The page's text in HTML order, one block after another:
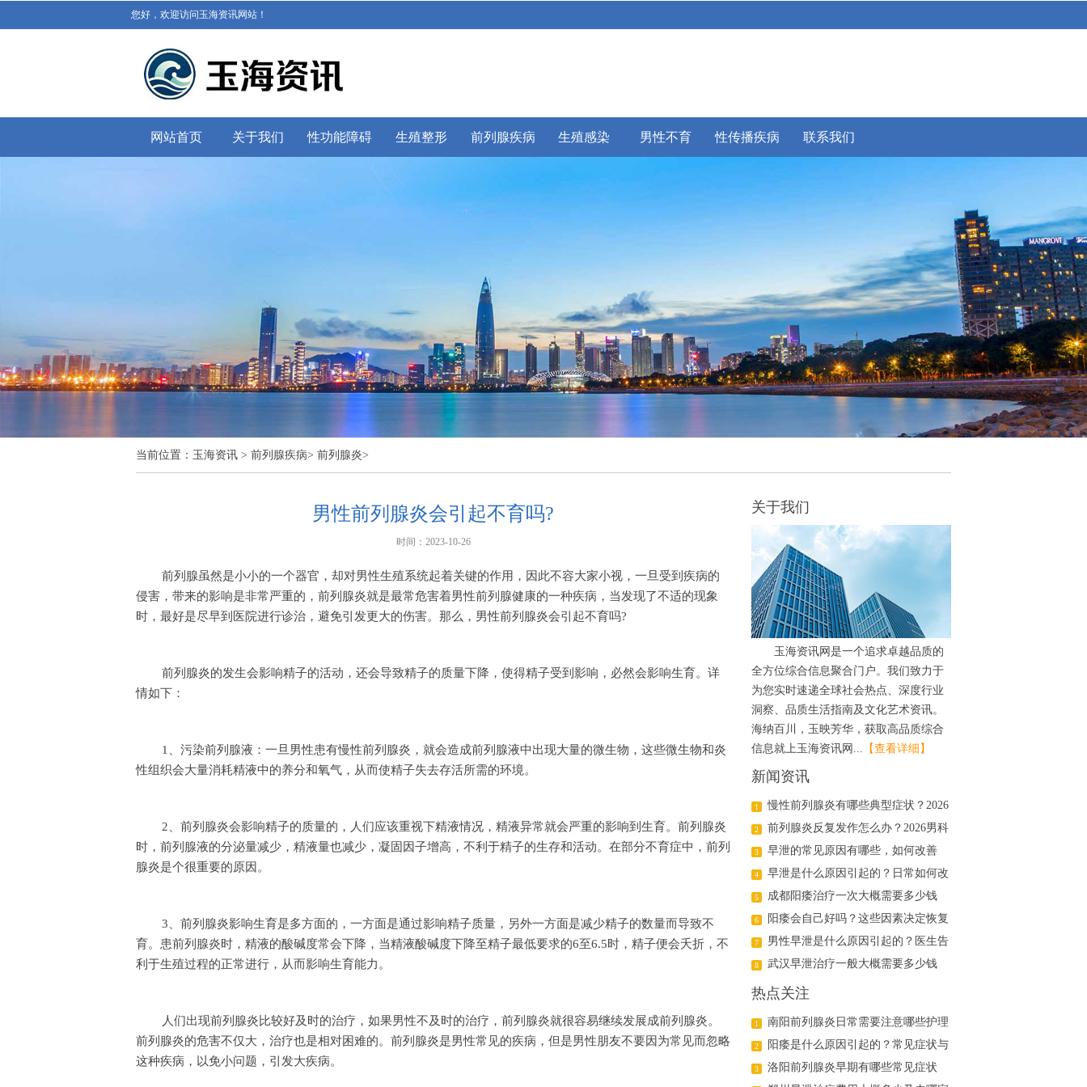
您好，欢迎访问玉海资讯网站！
网站首页 关于我们 性功能障碍 生殖整形 前列腺疾病 生殖感染 男性不育 性传播疾病 联系我们
当前位置： 玉海资讯 > 前列腺疾病> 前列腺炎>
男性前列腺炎会引起不育吗?
时间：2023-10-26
前列腺虽然是小小的一个器官，却对男性生殖系统起着关键的作用，因此不容大家小视，一旦受到疾病的
侵害，带来的影响是非常严重的，前列腺炎就是最常危害着男性前列腺健康的一种疾病，当发现了不适的现象
时，最好是尽早到医院进行诊治，避免引发更大的伤害。那么，男性前列腺炎会引起不育吗?
前列腺炎的发生会影响精子的活动，还会导致精子的质量下降，使得精子受到影响，必然会影响生育。详
情如下：
1、污染前列腺液：一旦男性患有慢性前列腺炎，就会造成前列腺液中出现大量的微生物，这些微生物和炎
性组织会大量消耗精液中的养分和氧气，从而使精子失去存活所需的环境。
2、前列腺炎会影响精子的质量的，人们应该重视下精液情况，精液异常就会严重的影响到生育。前列腺炎
时，前列腺液的分泌量减少，精液量也减少，凝固因子增高，不利于精子的生存和活动。在部分不育症中，前列
腺炎是个很重要的原因。
3、前列腺炎影响生育是多方面的，一方面是通过影响精子质量，另外一方面是减少精子的数量而导致不
育。患前列腺炎时，精液的酸碱度常会下降，当精液酸碱度下降至精子最低要求的6至6.5时，精子便会夭折，不
利于生殖过程的正常进行，从而影响生育能力。
人们出现前列腺炎比较好及时的治疗，如果男性不及时的治疗，前列腺炎就很容易继续发展成前列腺炎。
前列腺炎的危害不仅大，治疗也是相对困难的。前列腺炎是男性常见的疾病，但是男性朋友不要因为常见而忽略
这种疾病，以免小问题，引发大疾病。
关于我们
玉海资讯网是一个追求卓越品质的
全方位综合信息聚合门户。我们致力于
为您实时速递全球社会热点、深度行业
洞察、品质生活指南及文化艺术资讯。
海纳百川，玉映芳华，获取高品质综合
信息就上玉海资讯网...
【查看详细】
新闻资讯
1
慢性前列腺炎有哪些典型症状？2026
年科学治疗与日常护理指南
2
前列腺炎反复发作怎么办？2026男科
医生详解日常调理与用药方案
3 早泄的常见原因有哪些，如何改善
4
早泄是什么原因引起的？日常如何改
善
5 成都阳痿治疗一次大概需要多少钱
6
阳痿会自己好吗？这些因素决定恢复
可能
7
男性早泄是什么原因引起的？医生告
诉你真相
8 武汉早泄治疗一般大概需要多少钱
热点关注
1 南阳前列腺炎日常需要注意哪些护理
2
阳痿是什么原因引起的？常见症状与
治疗方法解析
3 洛阳前列腺炎早期有哪些常见症状